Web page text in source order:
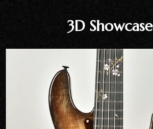
3D Showcase